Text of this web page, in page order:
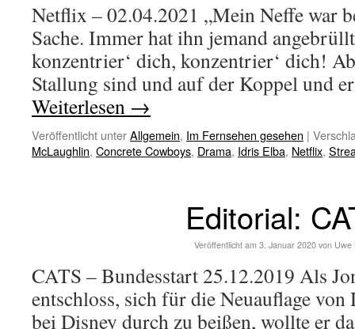
Netflix – 02.04.2021 „Mein Neffe war
Sache. Immer hat ihn jemand
konzentrier‘ dich, konzentrier‘ dich!
Stallung sind und auf der Koppel und
Weiterlesen →
Veröffentlicht unterAllgemein, Im Fernsehen gesehen |
McLaughlin, Concrete Cowboys, Drama, Idris Elba, Netflix,
Editorial:
Veröffentlicht am 3. Januar 2020 von Uwe
CATS – Bundesstart 25.12.2019 Als
entschloss, sich für die Neuauflage
bei Disney durch zu beißen, wollte er